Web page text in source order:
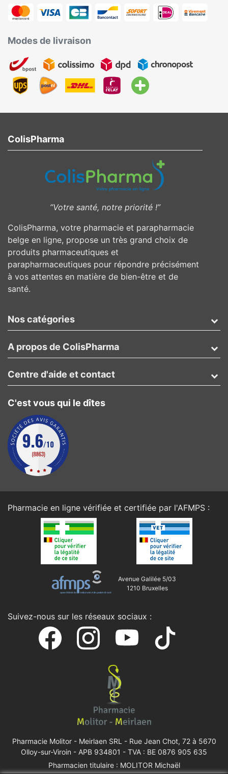
Modes de livraison
ColisPharma
”Votre santé, notre priorité !”
ColisPharma, votre pharmacie et parapharmacie
belge en ligne, propose un très grand choix de
produits pharmaceutiques et
parapharmaceutiques pour répondre précisément
à vos attentes en matière de bien-être et de
santé.
Nos catégories
A propos de ColisPharma
C'est vous qui le dîtes
Centre d'aide et contact
Pharmacie en ligne vérifiée et certifiée par l'AFMPS :
Avenue Galilée 5/03
1210 Bruxelles
Suivez-nous sur les réseaux sociaux :
Pharmacie Molitor - Meirlaen SRL - Rue Jean Chot, 72 à 5670
Olloy-sur-Viroin - APB 934801 - TVA : BE 0876 905 635
Pharmacien titulaire : MOLITOR Michaël